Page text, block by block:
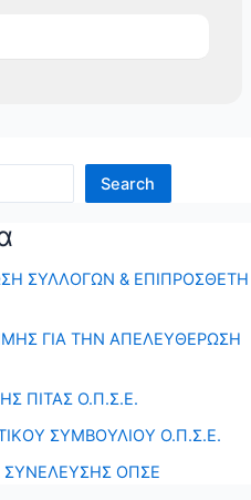
Search
ΣΥΛΛΟΓΩΝ & ΕΠΙΠΡΟΣΘΕΤΗ
ΓΙΑ ΤΗΝ ΑΠΕΛΕΥΘΕΡΩΣΗ
ΠΙΤΑΣ Ο.Π.Σ.Ε.
ΣΥΜΒΟΥΛΙΟΥ Ο.Π.Σ.Ε.
ΣΥΝΕΛΕΥΣΗΣ ΟΠΣΕ